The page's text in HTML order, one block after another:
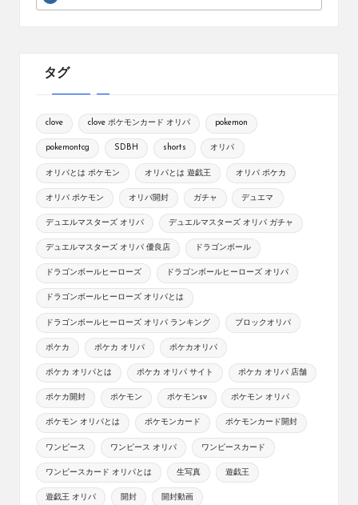
タグ
clove clove ポケモンカード オリパ pokemon
pokemontcg SDBH shorts オリパ
オリパとは ポケモン オリパとは 遊戯王 オリパ ポケカ
オリパ ポケモン オリパ開封 ガチャ デュエマ
デュエルマスターズ オリパ デュエルマスターズ オリパ ガチャ
デュエルマスターズ オリパ 優良店 ドラゴンボール
ドラゴンボールヒーローズ ドラゴンボールヒーローズ オリパ
ドラゴンボールヒーローズ オリパとは
ドラゴンボールヒーローズ オリパ ランキング ブロックオリパ
ポケカ ポケカ オリパ ポケカオリパ
ポケカ オリパとは ポケカ オリパ サイト ポケカ オリパ 店舗
ポケカ開封 ポケモン ポケモンsv ポケモン オリパ
ポケモン オリパとは ポケモンカード ポケモンカード開封
ワンピース ワンピース オリパ ワンピースカード
ワンピースカード オリパとは 生写真 遊戯王
遊戯王 オリパ 開封 開封動画